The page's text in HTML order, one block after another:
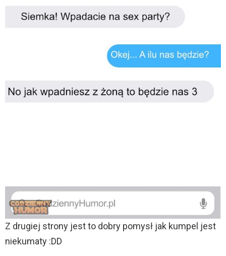
Z drugiej strony jest to dobry pomysł jak kumpel jest
niekumaty :DD